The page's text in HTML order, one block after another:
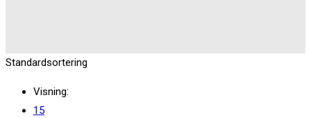
Standardsortering
Visning:
15